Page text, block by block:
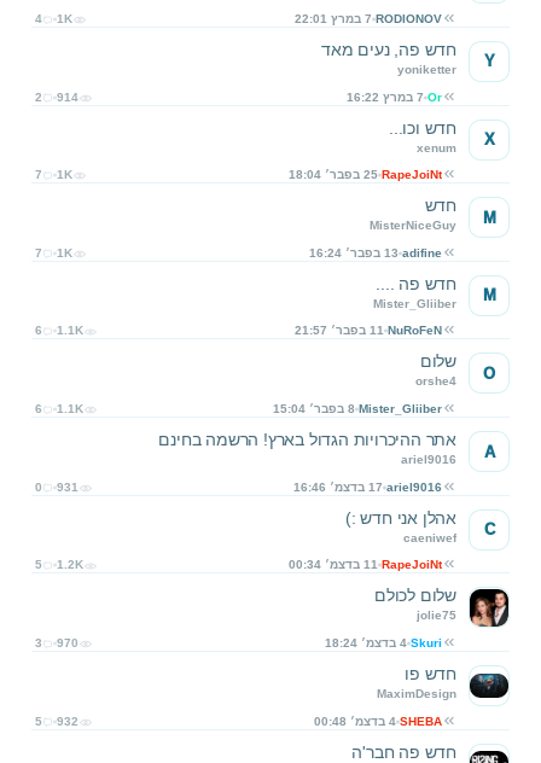
RODIONOV 7 במרץ 22:01 4 1K
חדש פה, נעים מאד
yoniketter
Or 7 במרץ 16:22 2 914
Y
חדש וכו...
xenum
RapeJoiNt 25 בפבר׳ 18:04 7 1K
X
חדש
MisterNiceGuy
adifine 13 בפבר׳ 16:24 7 1K
M
חדש פה ....
Mister_Gliiber
NuRoFeN 11 בפבר׳ 21:57 6 1.1K
M
שלום
orshe4
Mister_Gliiber 8 בפבר׳ 15:04 6 1.1K
O
אתר ההיכרויות הגדול בארץ! הרשמה בחינם
ariel9016
ariel9016 17 בדצמ׳ 16:46 0 931
A
אהלן אני חדש :)
caeniwef
RapeJoiNt 11 בדצמ׳ 00:34 5 1.2K
C
שלום לכולם
jolie75
Skuri 4 בדצמ׳ 18:24 3 970
חדש פו
MaximDesign
SHEBA 4 בדצמ׳ 00:48 5 932
חדש פה חבר'ה